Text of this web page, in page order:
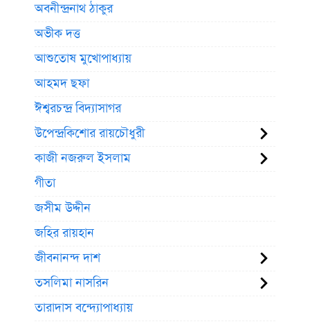
অবনীন্দ্রনাথ ঠাকুর
অভীক দত্ত
আশুতোষ মুখোপাধ্যায়
আহমদ ছফা
ঈশ্বরচন্দ্র বিদ্যাসাগর
উপেন্দ্রকিশোর রায়চৌধুরী
কাজী নজরুল ইসলাম
গীতা
জসীম উদ্দীন
জহির রায়হান
জীবনানন্দ দাশ
তসলিমা নাসরিন
তারাদাস বন্দ্যোপাধ্যায়